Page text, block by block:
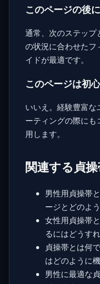
このページの後
通常、次のステップ
の状況に合わせたフ
イドが最適です。
このページは初
いいえ。経験豊富な
ーティングの際にも
用します。
関連する貞
男性用貞操帯
ージとどのよ
女性用貞操帯
るにはどうす
貞操帯とは何
はどのように
男性に最適な